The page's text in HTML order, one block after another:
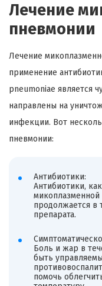
Лечение
пневмонии
Лечение
применение
pneumoniae является
направлены на
инфекции. Вот
пневмонии:
Антибиотики:
Антибиотики,
продолжается в
препарата.
Боль и жар в
быть
помочь